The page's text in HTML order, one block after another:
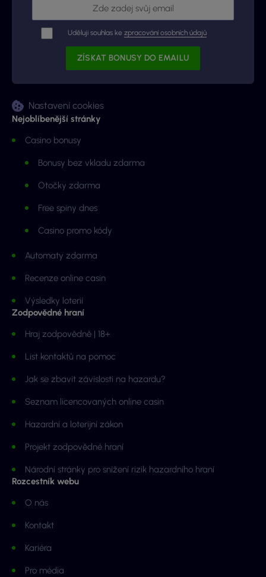
Uděluji souhlas ke zpracování osobních údajů
Nastavení cookies
Nejoblíbenější stránky
Casino bonusy
Bonusy bez vkladu zdarma
Otočky zdarma
Free spiny dnes
Casino promo kódy
Automaty zdarma
Recenze online casin
Výsledky loterií
Zodpovědné hraní
Hraj zodpovědně | 18+
List kontaktů na pomoc
Jak se zbavit závislosti na hazardu?
Seznam licencovaných online casin
Hazardní a loterijní zákon
Projekt zodpovědné hraní
Národní stránky pro snížení rizik hazardního hraní
Rozcestník webu
O nás
Kontakt
Kariéra
Pro média